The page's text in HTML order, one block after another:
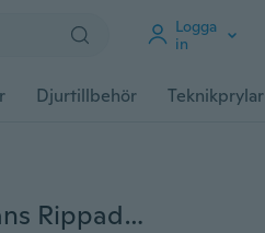
Logga
in
Djurtillbehör Teknikprylar
Plusstorlek 8 färger Dambyxor Casual Fake Denim Jeans Rippad Stretch Yoga Leggings Dam Hög midja Denim Print Smal Skinny Tight Byxor